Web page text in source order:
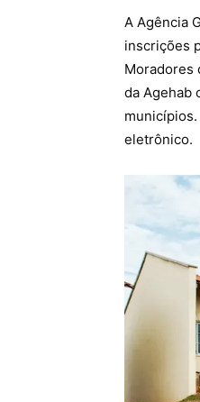
A Agência
inscrições
Moradores
da Agehab
eletrônico.